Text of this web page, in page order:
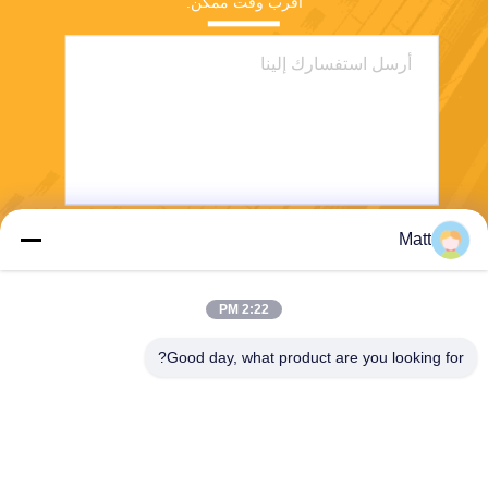
Matt
2:22 PM
Good day, what product are you looking for?